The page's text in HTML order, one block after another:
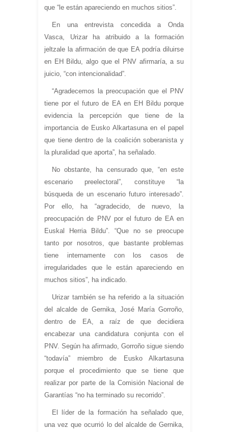
que “le están apareciendo en muchos sitios”.
En una entrevista concedida a Onda
Vasca, Urizar ha atribuido a la formación
jeltzale la afirmación de que EA podría diluirse
en EH Bildu, algo que el PNV afirmaría, a su
juicio, “con intencionalidad”.
“Agradecemos la preocupación que el PNV
tiene por el futuro de EA en EH Bildu porque
evidencia la percepción que tiene de la
importancia de Eusko Alkartasuna en el papel
que tiene dentro de la coalición soberanista y
la pluralidad que aporta”, ha señalado.
No obstante, ha censurado que, “en este
escenario preelectoral”, constituye “la
búsqueda de un escenario futuro interesado”.
Por ello, ha “agradecido, de nuevo, la
preocupación de PNV por el futuro de EA en
Euskal Herria Bildu”. “Que no se preocupe
tanto por nosotros, que bastante problemas
tiene internamente con los casos de
irregularidades que le están apareciendo en
muchos sitios”, ha indicado.
Urizar también se ha referido a la situación
del alcalde de Gernika, José María Gorroño,
dentro de EA, a raíz de que decidiera
encabezar una candidatura conjunta con el
PNV. Según ha afirmado, Gorroño sigue siendo
“todavía” miembro de Eusko Alkartasuna
porque el procedimiento que se tiene que
realizar por parte de la Comisión Nacional de
Garantías “no ha terminado su recorrido”.
El líder de la formación ha señalado que,
una vez que ocurrió lo del alcalde de Gernika,